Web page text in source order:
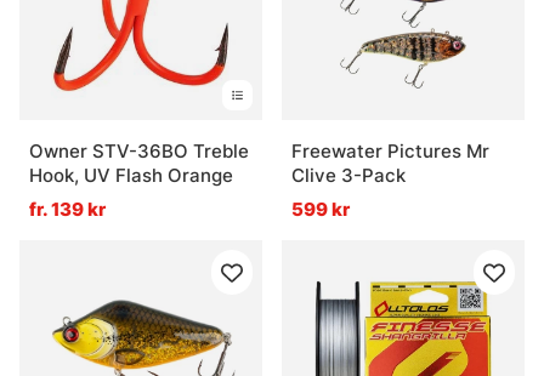
Owner STV-36BO Treble
Hook, UV Flash Orange
fr. 139 kr
Freewater Pictures Mr
Clive 3-Pack
599 kr